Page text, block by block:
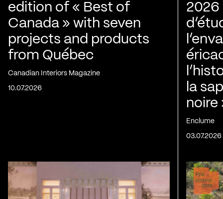
edition of « Best of
Canada » with seven
projects and products
from Québec
Canadian Interiors Magazine
10.07.2026
2026
la
noire
Enclume
03.07.2026